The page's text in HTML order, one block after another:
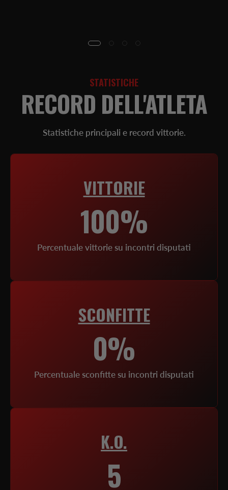
STATISTICHE
RECORD DELL'ATLETA
Statistiche principali e record vittorie.
VITTORIE
100%
Percentuale vittorie su incontri disputati
SCONFITTE
0%
Percentuale sconfitte su incontri disputati
K.O.
5